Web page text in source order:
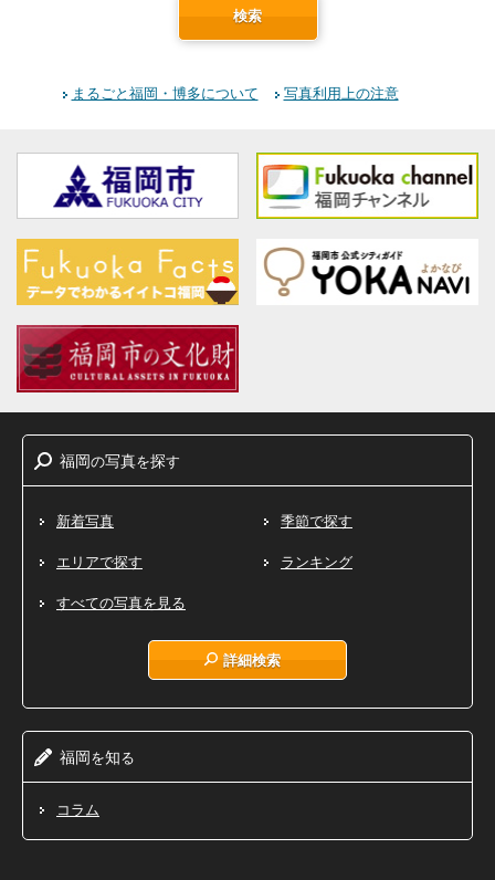
検索
まるごと福岡・博多について 写真利用上の注意
福岡の写真を探す
新着写真 季節で探す
エリアで探す ランキング
すべての写真を見る
詳細検索
福岡を知る
コラム